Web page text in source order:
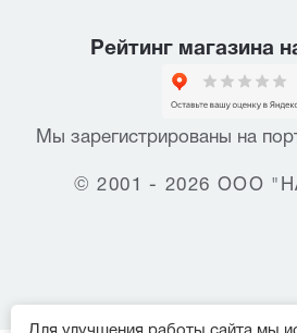
Рейтинг магазина
Мы зарегистрированы на
© 2001 - 2026 ООО